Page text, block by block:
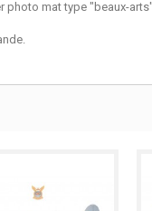
mat type "beaux-